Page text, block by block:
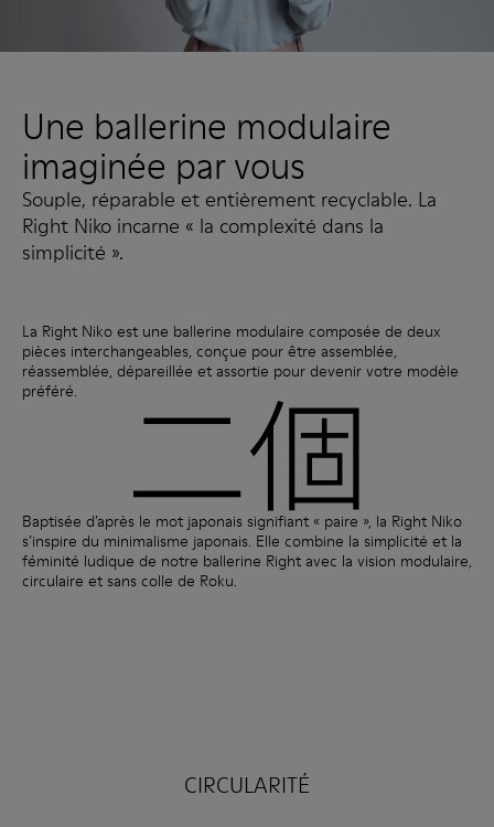
Une ballerine modulaire
imaginée par vous
Souple, réparable et entièrement recyclable. La
Right Niko incarne « la complexité dans la
simplicité ».
La Right Niko est une ballerine modulaire composée de deux
pièces interchangeables, conçue pour être assemblée,
réassemblée, dépareillée et assortie pour devenir votre modèle
préféré.
Baptisée d’après le mot japonais signifiant « paire », la Right Niko
s’inspire du minimalisme japonais. Elle combine la simplicité et la
féminité ludique de notre ballerine Right avec la vision modulaire,
circulaire et sans colle de Roku.
CIRCULARITÉ